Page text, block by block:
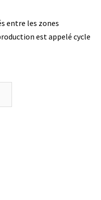
entre les zones
est appelé cycle